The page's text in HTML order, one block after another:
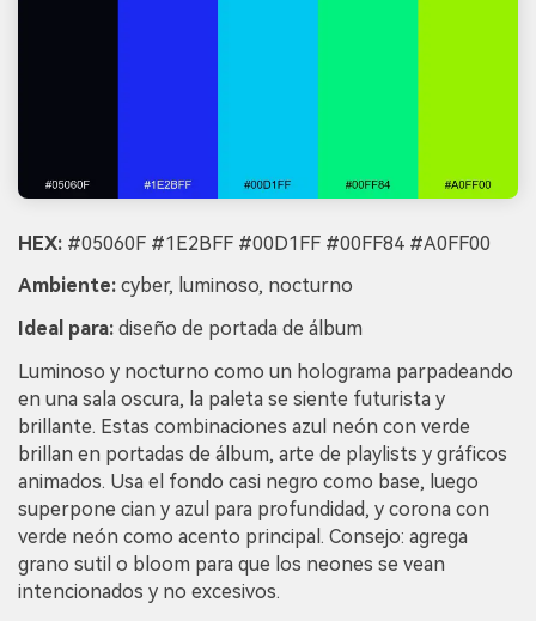
HEX: #05060F #1E2BFF #00D1FF #00FF84 #A0FF00
Ambiente: cyber, luminoso, nocturno
Ideal para: diseño de portada de álbum
Luminoso y nocturno como un holograma parpadeando
en una sala oscura, la paleta se siente futurista y
brillante. Estas combinaciones azul neón con verde
brillan en portadas de álbum, arte de playlists y gráficos
animados. Usa el fondo casi negro como base, luego
superpone cian y azul para profundidad, y corona con
verde neón como acento principal. Consejo: agrega
grano sutil o bloom para que los neones se vean
intencionados y no excesivos.